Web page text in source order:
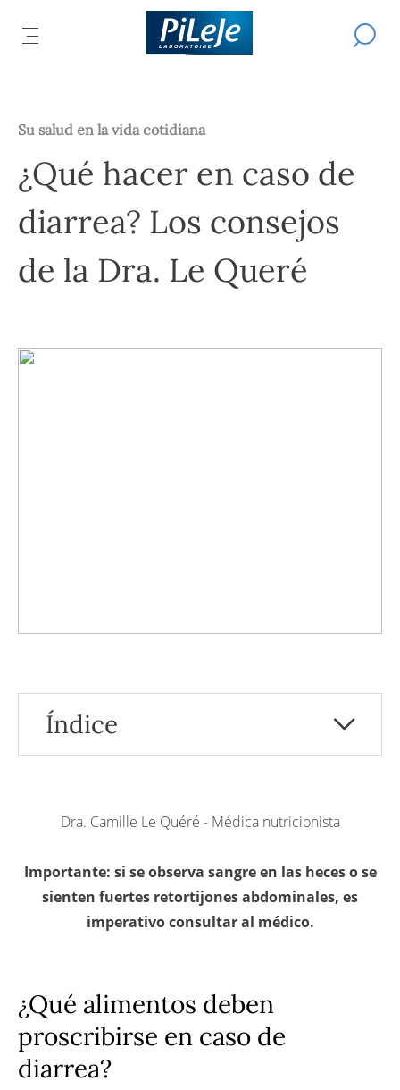
ABRIR
PRINCIPAL
Todos
los
PiLeJe
Efectuar
una
Su salud en la vida cotidiana
¿Qué hacer en caso de
diarrea? Los consejos
de la Dra. Le Queré
Índice
¿Qué alimentos deben proscribirse en caso
de diarrea?
¿Cómo evitar la deshidratación?
También te puede interesar
Dra. Camille Le Quéré - Médica nutricionista
Importante: si se observa sangre en las heces o se
sienten fuertes retortijones abdominales, es
imperativo consultar al médico.
¿Qué alimentos deben
proscribirse en caso de
diarrea?